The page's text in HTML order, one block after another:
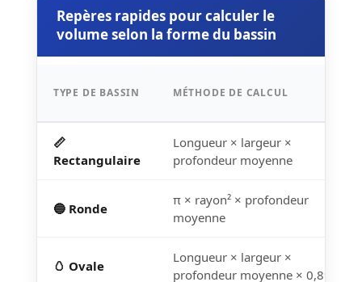
Repères rapides pour calculer le
volume selon la forme du bassin
TYPE DE BASSIN MÉTHODE DE CALCUL
📏
Rectangulaire
Longueur × largeur ×
profondeur moyenne
🔵 Ronde
π × rayon² × profondeur
moyenne
🥚 Ovale
Longueur × largeur ×
profondeur moyenne × 0,89